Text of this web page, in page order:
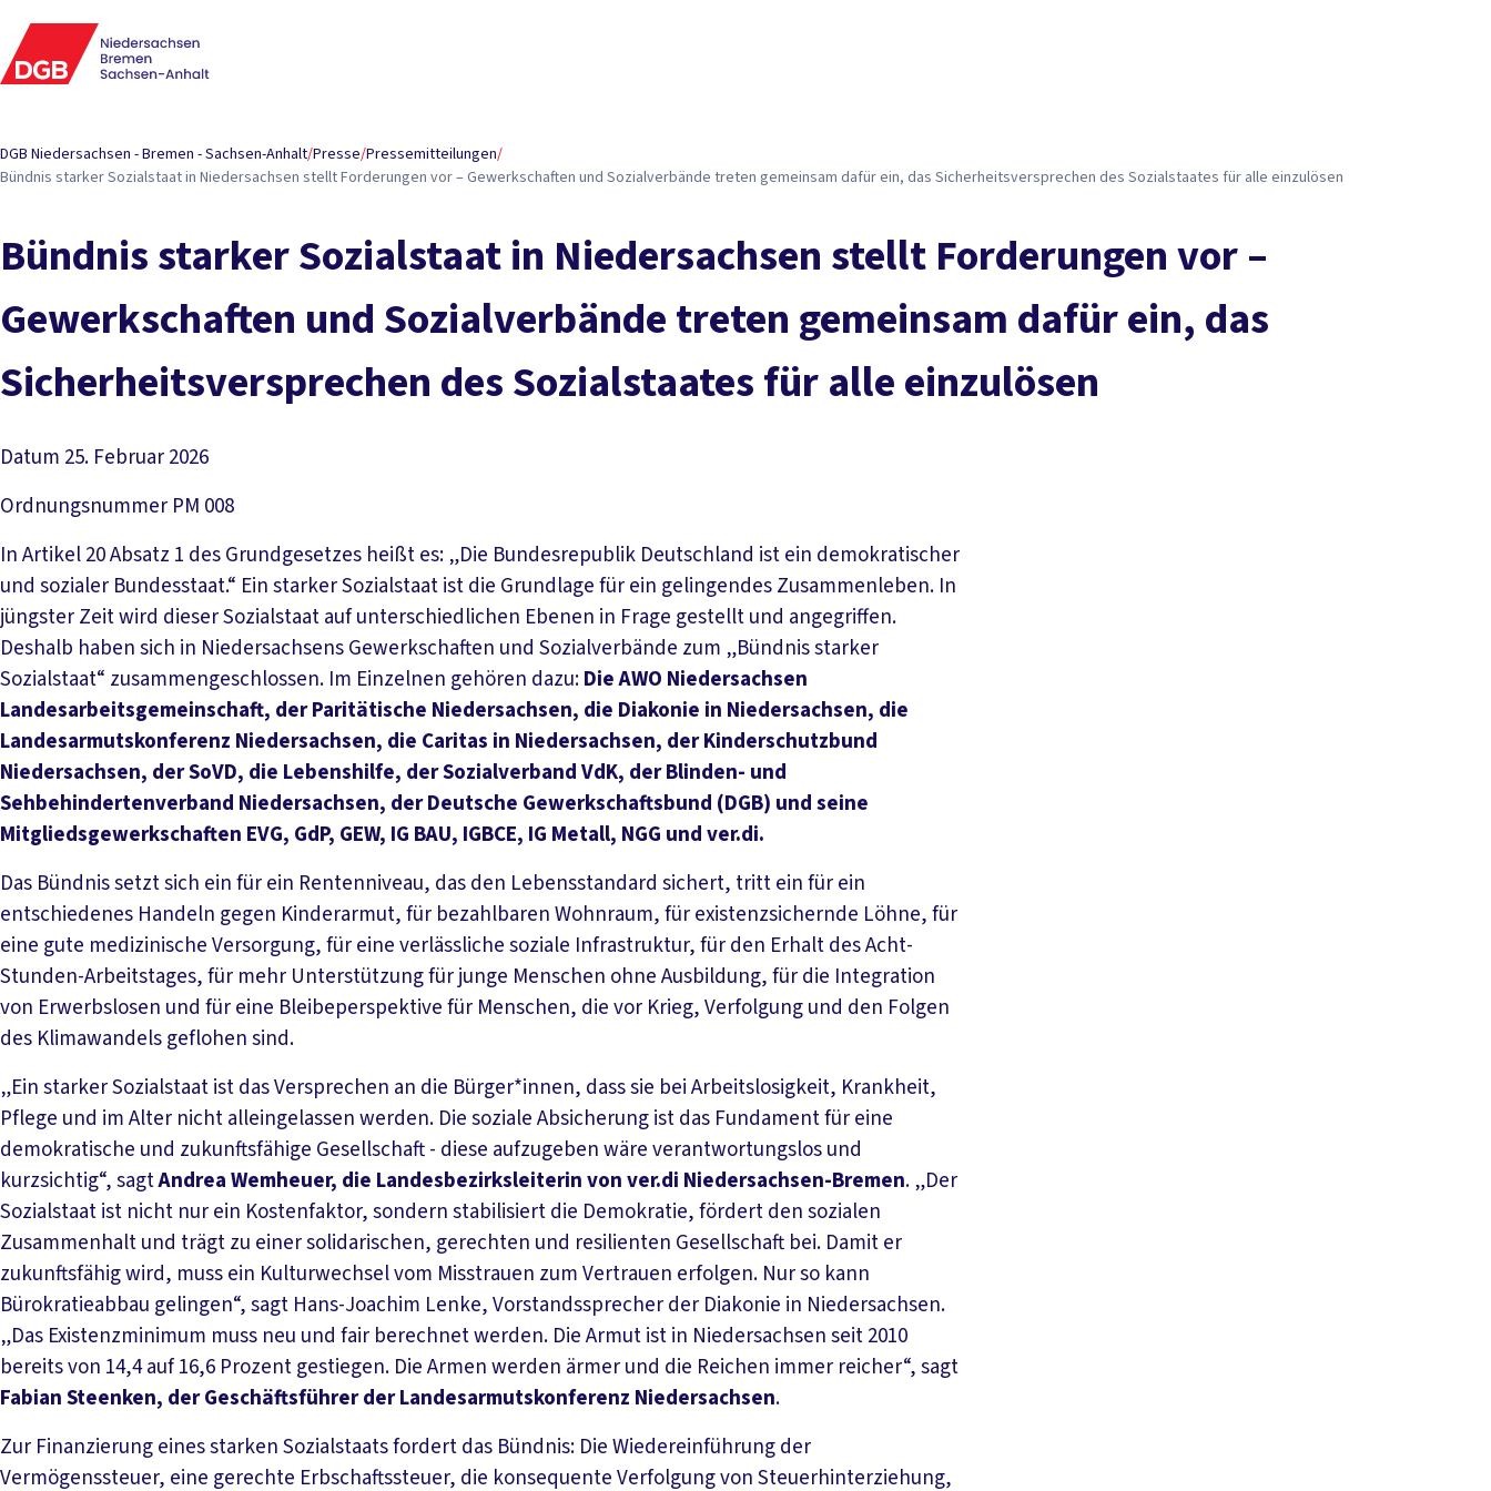
DGB Niedersachsen - Bremen - Sachsen-Anhalt/Presse/Pressemitteilungen/
Bündnis starker Sozialstaat in Niedersachsen stellt Forderungen vor – Gewerkschaften und Sozialverbände treten gemeinsam dafür ein, das Sicherheitsversprechen des Sozialstaates für alle einzulösen
Bündnis starker Sozialstaat in Niedersachsen stellt Forderungen vor –
Gewerkschaften und Sozialverbände treten gemeinsam dafür ein, das
Sicherheitsversprechen des Sozialstaates für alle einzulösen
Datum 25. Februar 2026
Ordnungsnummer PM 008
In Artikel 20 Absatz 1 des Grundgesetzes heißt es: „Die Bundesrepublik Deutschland ist ein demokratischer
und sozialer Bundesstaat.“ Ein starker Sozialstaat ist die Grundlage für ein gelingendes Zusammenleben. In
jüngster Zeit wird dieser Sozialstaat auf unterschiedlichen Ebenen in Frage gestellt und angegriffen.
Deshalb haben sich in Niedersachsens Gewerkschaften und Sozialverbände zum „Bündnis starker
Sozialstaat“ zusammengeschlossen. Im Einzelnen gehören dazu:Die AWO Niedersachsen
Landesarbeitsgemeinschaft, der Paritätische Niedersachsen, die Diakonie in Niedersachsen, die
Landesarmutskonferenz Niedersachsen, die Caritas in Niedersachsen, der Kinderschutzbund
Niedersachsen, der SoVD, die Lebenshilfe, der Sozialverband VdK, der Blinden- und
Sehbehindertenverband Niedersachsen, der Deutsche Gewerkschaftsbund (DGB) und seine
Mitgliedsgewerkschaften EVG, GdP, GEW, IG BAU, IGBCE, IG Metall, NGG und ver.di.
Das Bündnis setzt sich ein für ein Rentenniveau, das den Lebensstandard sichert, tritt ein für ein
entschiedenes Handeln gegen Kinderarmut, für bezahlbaren Wohnraum, für existenzsichernde Löhne, für
eine gute medizinische Versorgung, für eine verlässliche soziale Infrastruktur, für den Erhalt des Acht-
Stunden-Arbeitstages, für mehr Unterstützung für junge Menschen ohne Ausbildung, für die Integration
von Erwerbslosen und für eine Bleibeperspektive für Menschen, die vor Krieg, Verfolgung und den Folgen
des Klimawandels geflohen sind.
„Ein starker Sozialstaat ist das Versprechen an die Bürger*innen, dass sie bei Arbeitslosigkeit, Krankheit,
Pflege und im Alter nicht alleingelassen werden. Die soziale Absicherung ist das Fundament für eine
demokratische und zukunftsfähige Gesellschaft - diese aufzugeben wäre verantwortungslos und
kurzsichtig“, sagtAndrea Wemheuer, die Landesbezirksleiterin von ver.di Niedersachsen-Bremen. „Der
Sozialstaat ist nicht nur ein Kostenfaktor, sondern stabilisiert die Demokratie, fördert den sozialen
Zusammenhalt und trägt zu einer solidarischen, gerechten und resilienten Gesellschaft bei. Damit er
zukunftsfähig wird, muss ein Kulturwechsel vom Misstrauen zum Vertrauen erfolgen. Nur so kann
Bürokratieabbau gelingen“, sagt Hans-Joachim Lenke, Vorstandssprecher der Diakonie in Niedersachsen.
„Das Existenzminimum muss neu und fair berechnet werden. Die Armut ist in Niedersachsen seit 2010
bereits von 14,4 auf 16,6 Prozent gestiegen. Die Armen werden ärmer und die Reichen immer reicher“, sagt
Fabian Steenken, der Geschäftsführer der Landesarmutskonferenz Niedersachsen.
Zur Finanzierung eines starken Sozialstaats fordert das Bündnis: Die Wiedereinführung der
Vermögenssteuer, eine gerechte Erbschaftssteuer, die konsequente Verfolgung von Steuerhinterziehung,